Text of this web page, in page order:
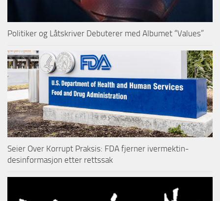
Politiker og Låtskriver Debuterer med Albumet “Values”
Seier Over Korrupt Praksis: FDA fjerner ivermektin-
desinformasjon etter rettssak